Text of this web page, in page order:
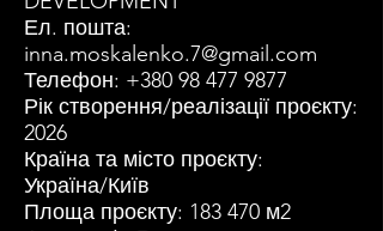
Ел. пошта:
inna.moskalenko.7@gmail.com
Телефон: +380 98 477 9877
Рік створення/реалізації проєкту:
2026
Країна та місто проєкту:
Україна/Київ
Площа проєкту: 183 470 м2